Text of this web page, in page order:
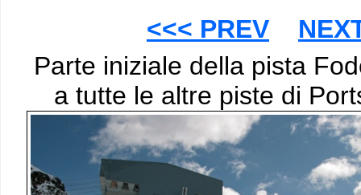
<<< PREV
Parte iniziale della pista
a tutte le altre piste di